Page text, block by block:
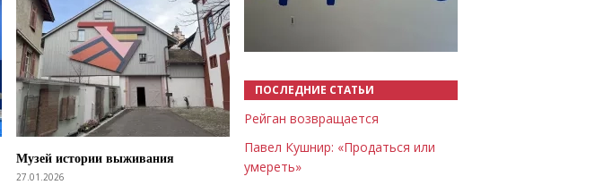
Музей истории выживания
27.01.2026
ПОСЛЕДНИЕ СТАТЬИ
Рейган возвращается
Павел Кушнир: «Продаться или
умереть»